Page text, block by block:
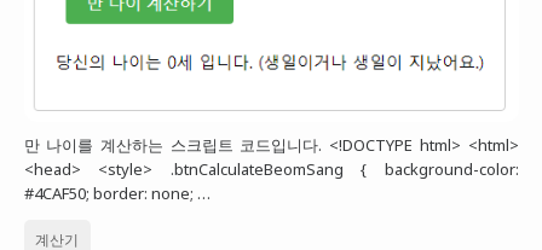
만 나이를 계산하는 스크립트 코드입니다. <!DOCTYPE html> <html>
<head> <style> .btnCalculateBeomSang { background-color:
#4CAF50; border: none; …
계산기